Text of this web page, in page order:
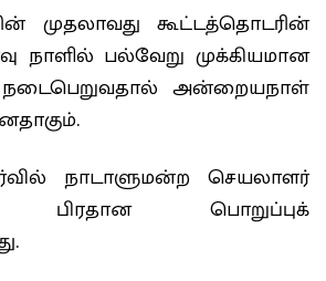
முதலாவது கூட்டத்தொடரின்
நாளில் பல்வேறு முக்கியமான
அன்றையநாள்
நாடாளுமன்ற செயலாளர்
பிரதான பொறுப்புக்